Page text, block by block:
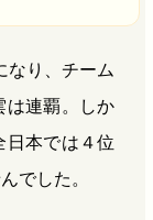
なり、チーム
は連覇。しか
日本では４位
でした。